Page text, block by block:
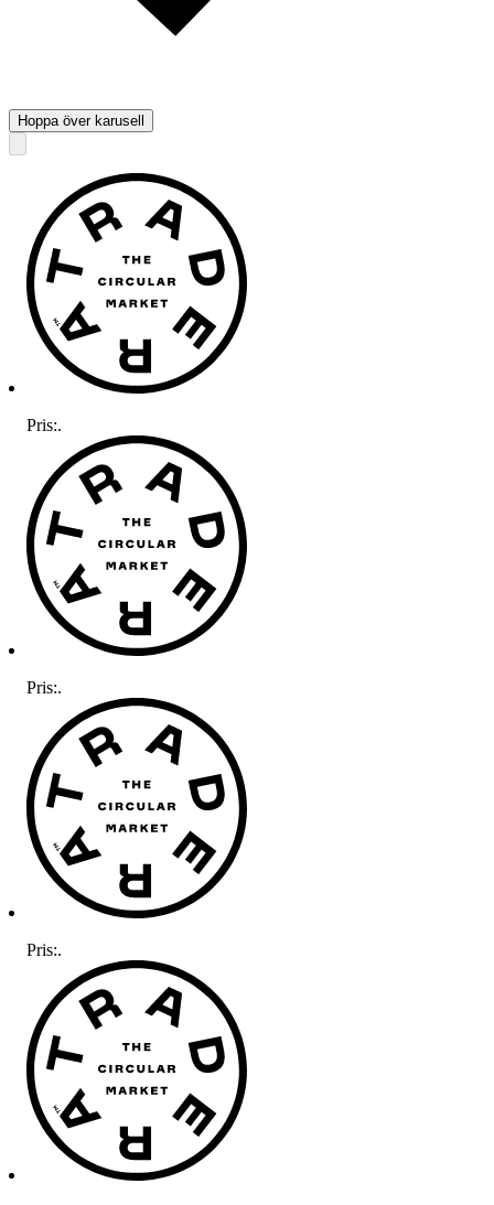
Hoppa över karusell
Pris:.
Pris:.
Pris:.